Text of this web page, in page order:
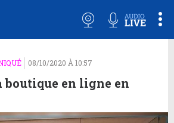
08/10/2020 À 10:57
boutique en ligne en